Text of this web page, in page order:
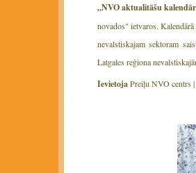
„NVO aktualitāšu
novados" ietvaros.
nevalstiskajam sektoram
Latgales reģiona
IevietojaPreiļu NVO centrs |